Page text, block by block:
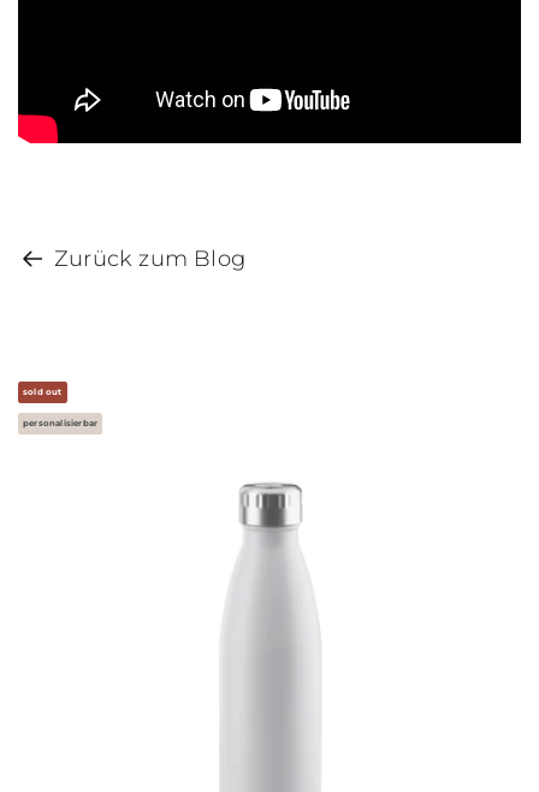
Zurück zum Blog
sold out
personalisierbar